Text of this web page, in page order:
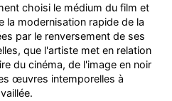
choisi le médium du film et
la modernisation rapide de la
par le renversement de ses
que l'artiste met en relation
du cinéma, de l'image en noir
œuvres intemporelles à